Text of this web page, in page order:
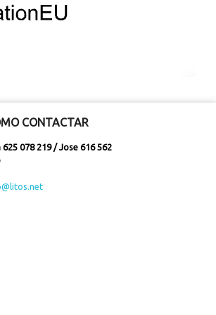
CONTACTAR
625 078 219 / Jose 616 562